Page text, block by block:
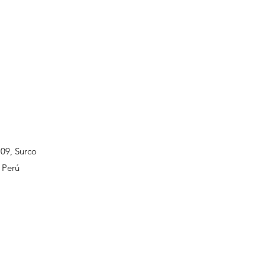
Surco